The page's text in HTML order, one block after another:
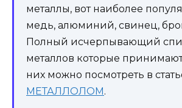
металлы, вот наиболее
медь, алюминий, свинец,
Полный исчерпывающий
металлов которые
них можно посмотреть в
МЕТАЛЛОЛОМ.